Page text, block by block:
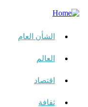
الشأن العام
العالم
اقتصاد
ثقافة